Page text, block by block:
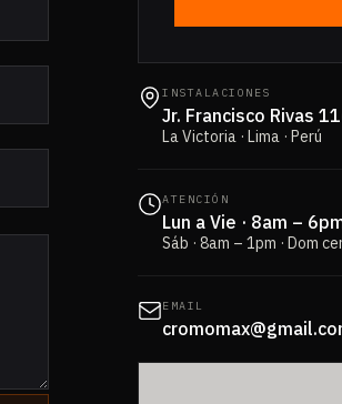
INSTALACIONES
Jr. Francisco Rivas
La Victoria · Lima · Perú
ATENCIÓN
Lun a Vie · 8am –
Sáb · 8am – 1pm · Dom
EMAIL